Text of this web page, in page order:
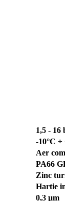
1,5 - 16
-10°C ÷
Aer
PA66
Zinc
Hartie
0,3 μm